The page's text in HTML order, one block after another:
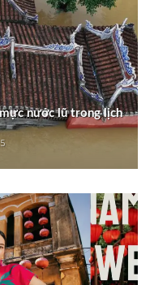
nước lũ trong lịch